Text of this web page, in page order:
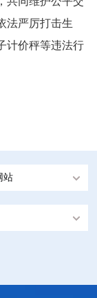
法严厉打击生
计价秤等违法行
站